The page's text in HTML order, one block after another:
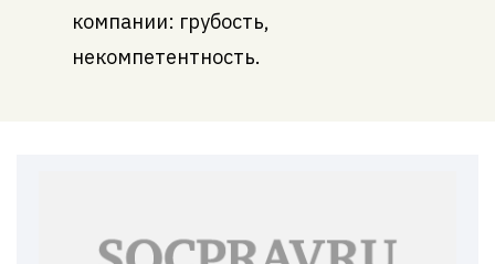
компании: грубость,
некомпетентность.